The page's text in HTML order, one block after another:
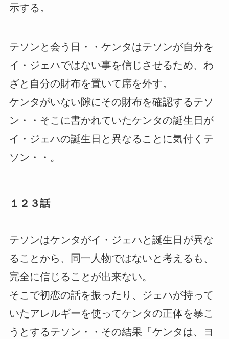
示する。
テソンと会う日・・ケンタはテソンが自分を
イ・ジェハではない事を信じさせるため、わ
ざと自分の財布を置いて席を外す。
ケンタがいない隙にその財布を確認するテソ
ン・・そこに書かれていたケンタの誕生日が
イ・ジェハの誕生日と異なることに気付くテ
ソン・・。
１２３話
テソンはケンタがイ・ジェハと誕生日が異な
ることから、同一人物ではないと考えるも、
完全に信じることが出来ない。
そこで初恋の話を振ったり、ジェハが持って
いたアレルギーを使ってケンタの正体を暴こ
うとするテソン・・その結果「ケンタは、ヨ